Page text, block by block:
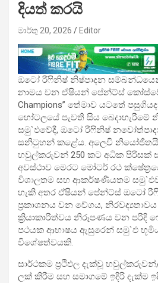
දියත් කරයි
මාර්තු 20, 2026 Editor
ඔටෝ රීෆිනිෂ් නිෂ්පාදන
නාමය වන ඒෂියන් පේන්ට්ස් කෝස්වේ
Champions” තේමාව යටතේ
හෝටලයේ පැවති සිය බෙදාහැරීමේ
සමු`ඵවේදී, ඔටෝ රීෆිනිෂ්
සනිටුහන් කළේය. අලෙවි
හවුල්කරුවන් 250 කට අධික පිරිසක්
අවස්ථාව මෙරට මෝටර් රථ
විශාලතම සහ ආකර්ෂණීයතම
හැකි අතර ඒෂියන් පේන්ට්ස් ඔටෝ
ප්‍රකාශනය වන වේගය,
ක්‍රියාකාරිත්වය නිරූපණය වන පරිදි
පථයක ආභාෂය ඇසුරෙන් සමු`ඵ
විශේෂත්වයකි.
සාර්ථකම ප්‍රථිඵල දැක්වූ
ලක් කිරීම සහ සමාගමේ ඉදිරි දැක්ම